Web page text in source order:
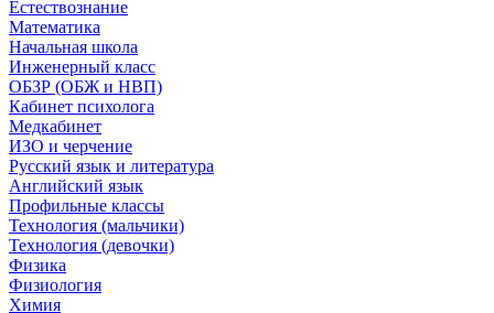
Естествознание
Математика
Начальная школа
Инженерный класс
ОБЗР (ОБЖ и НВП)
Кабинет психолога
Медкабинет
ИЗО и черчение
Русский язык и литература
Английский язык
Профильные классы
Технология (мальчики)
Технология (девочки)
Физика
Физиология
Химия